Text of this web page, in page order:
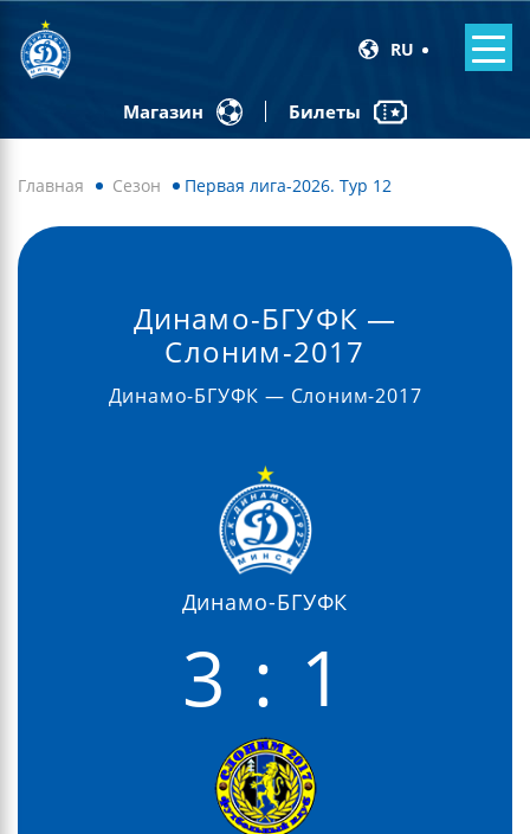
RU
Магазин Билеты
Главная Сезон Первая лига-2026. Тур 12
Динамо-БГУФК —
Слоним-2017
Динамо-БГУФК — Слоним-2017
Динамо-БГУФК
3 : 1